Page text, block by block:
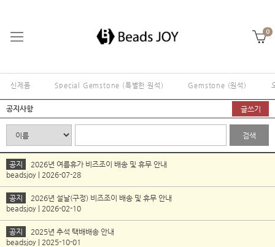
0
신제품 Special Gemstone (특별한 원석) Gemstone (원석)
공지사항 글쓰기
검색
공지
2026년 여름휴가 비즈조이 배송 및 휴무 안내
beadsjoy | 2026-07-28
공지
2026년 설날(구정) 비즈조이 배송 및 휴무 안내
beadsjoy | 2026-02-10
공지
2025년 추석 택배배송 안내
beadsjoy | 2025-10-01